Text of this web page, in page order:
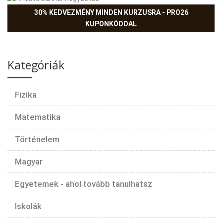
30% KEDVEZMÉNY MINDEN KURZUSRA - PRO26
KUPONKÓDDAL
Kategóriák
Fizika
Matematika
Történelem
Magyar
Egyetemek - ahol tovább tanulhatsz
Iskolák